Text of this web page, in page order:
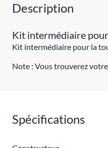
Description
Kit intermédiaire
Kit intermédiaire pour la
Note : Vous trouverez
Spécifications